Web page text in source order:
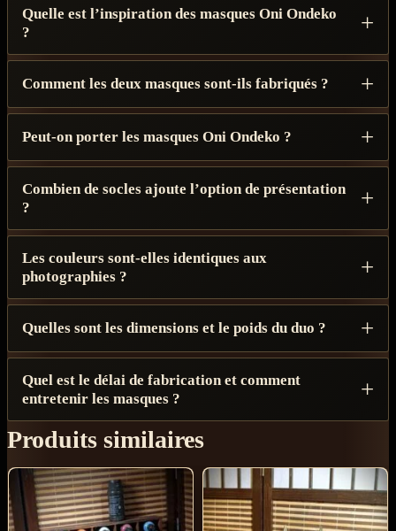
Quelle est l’inspiration des masques Oni Ondeko
?
Comment les deux masques sont-ils fabriqués ?
Peut-on porter les masques Oni Ondeko ?
Combien de socles ajoute l’option de présentation
?
Les couleurs sont-elles identiques aux
photographies ?
Quelles sont les dimensions et le poids du duo ?
Quel est le délai de fabrication et comment
entretenir les masques ?
Produits similaires